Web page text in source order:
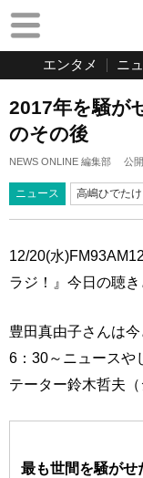
エンタメ ニ
2017年を騒が
のその後
NEWS ONLINE 編集部 公開
ニュース 高嶋ひでたけ
12/20(水
ラジ！』今日の聴
豊田真由子さんは今
6：30～ニュースや
テーター鈴木哲夫（
最も世間を騒がせ